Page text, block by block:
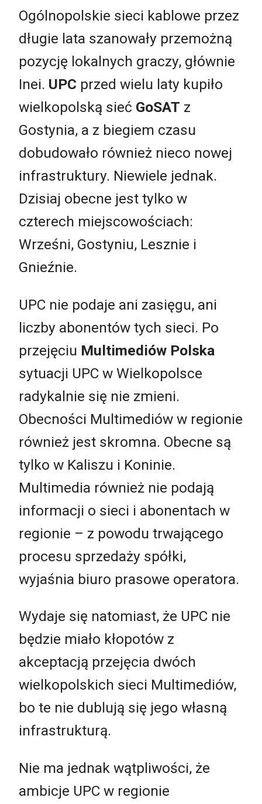
Ogólnopolskie sieci kablowe przez
długie lata szanowały przemożną
pozycję lokalnych graczy, głównie
Inei. UPC przed wielu laty kupiło
wielkopolską sieć GoSAT z
Gostynia, a z biegiem czasu
dobudowało również nieco nowej
infrastruktury. Niewiele jednak.
Dzisiaj obecne jest tylko w
czterech miejscowościach:
Wrześni, Gostyniu, Lesznie i
Gnieźnie.
UPC nie podaje ani zasięgu, ani
liczby abonentów tych sieci. Po
przejęciu Multimediów Polska
sytuacji UPC w Wielkopolsce
radykalnie się nie zmieni.
Obecności Multimediów w regionie
również jest skromna. Obecne są
tylko w Kaliszu i Koninie.
Multimedia również nie podają
informacji o sieci i abonentach w
regionie – z powodu trwającego
procesu sprzedaży spółki,
wyjaśnia biuro prasowe operatora.
Wydaje się natomiast, że UPC nie
będzie miało kłopotów z
akceptacją przejęcia dwóch
wielkopolskich sieci Multimediów,
bo te nie dublują się jego własną
infrastrukturą.
Nie ma jednak wątpliwości, że
ambicje UPC w regionie